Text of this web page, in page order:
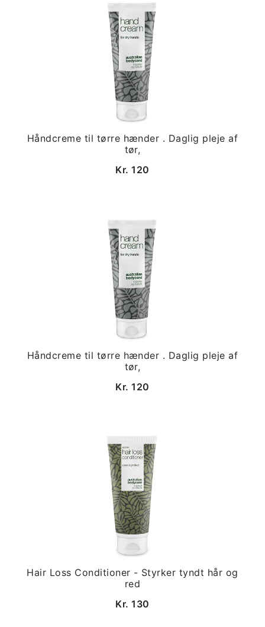
Håndcreme til tørre hænder . Daglig pleje af
tør,
Kr. 120
Håndcreme til tørre hænder . Daglig pleje af
tør,
Kr. 120
Hair Loss Conditioner - Styrker tyndt hår og
red
Kr. 130